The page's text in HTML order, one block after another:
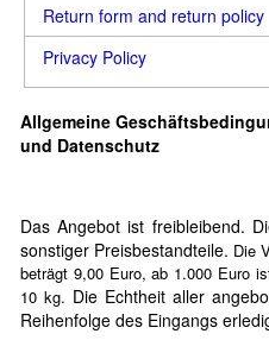
Return form and return policy
Privacy Policy
Allgemeine
und Datenschutz
Das Angebot ist freibleibend.
sonstiger Preisbestandteile. Die
beträgt 9,00 Euro, ab 1.000 Euro
10 kg. Die Echtheit aller
Reihenfolge des Eingangs